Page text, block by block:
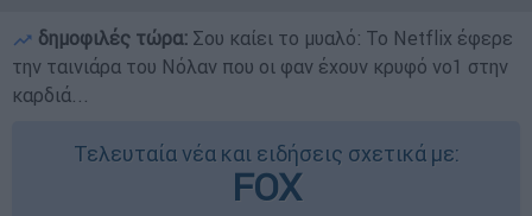
δημοφιλές τώρα: Σου καίει το μυαλό: Το Netflix έφερε
την ταινιάρα του Νόλαν που οι φαν έχουν κρυφό νο1 στην
καρδιά...
Τελευταία νέα και ειδήσεις σχετικά με:
FOX